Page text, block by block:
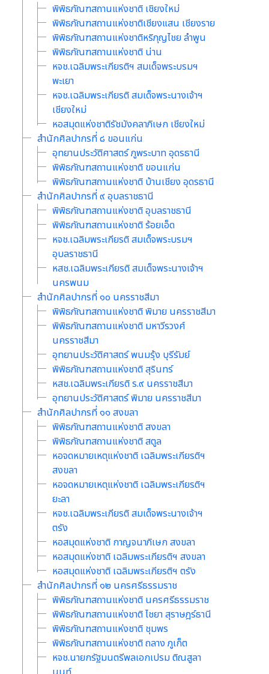
พิพิธภัณฑสถานแห่งชาติ เชิยงใหม่
พิพิธภัณฑสถานแห่งชาติเชียงแสน เชียงราย
พิพิธภัณฑสถานแห่งชาติหริภุญไชย ลำพูน
พิพิธภัณฑสถานแห่งชาติ น่าน
หจช.เฉลิมพระเกียรติฯ สมเด็จพระบรมฯ
พะเยา
หจช.เฉลิมพระเกียรติ สมเด็จพระนางเจ้าฯ
เชียงใหม่
หอสมุดแห่งชาติรัชมังคลาภิเษก เชียงใหม่
สำนักศิลปากรที่ ๘ ขอนแก่น
อุทยานประวัติศาสตร์ ภูพระบาท อุดรธานี
พิพิธภัณฑสถานแห่งชาติ ขอนแก่น
พิพิธภัณฑสถานแห่งชาติ บ้านเชียง อุดรธานี
สำนักศิลปากรที่ ๙ อุบลราชธานี
พิพิธภัณฑสถานแห่งชาติ อุบลราชธานี
พิพิธภัณฑสถานแห่งชาติ ร้อยเอ็ด
หจช.เฉลิมพระเกียรติ สมเด็จพระบรมฯ
อุบลราชธานี
หสช.เฉลิมพระเกียรติ สมเด็จพระนางเจ้าฯ
นครพนม
สำนักศิลปากรที่ ๑๐ นครราชสีมา
พิพิธภัณฑสถานแห่งชาติ พิมาย นครราชสีมา
พิพิธภัณฑสถานแห่งชาติ มหาวีรวงศ์
นครราชสีมา
อุทยานประวัติศาสตร์ พนมรุ้ง บุรีรัมย์
พิพิธภัณฑสถานแห่งชาติ สุรินทร์
หสช.เฉลิมพระเกียรติ ร.๙ นครราชสีมา
อุทยานประวัติศาสตร์ พิมาย นครราชสีมา
สำนักศิลปากรที่ ๑๑ สงขลา
พิพิธภัณฑสถานแห่งชาติ สงขลา
พิพิธภัณฑสถานแห่งชาติ สตูล
หอจดหมายเหตุแห่งชาติ เฉลิมพระเกียรติฯ
สงขลา
หอจดหมายเหตุแห่งชาติ เฉลิมพระเกียรติฯ
ยะลา
หจช.เฉลิมพระเกียรติ สมเด็จพระนางเจ้าฯ
ตรัง
หอสมุดแห่งชาติ กาญจนาภิเษก สงขลา
หอสมุดแห่งชาติ เฉลิมพระเกียรติฯ สงขลา
หอสมุดแห่งชาติ เฉลิมพระเกียรติฯ ตรัง
สำนักศิลปากรที่ ๑๒ นครศรีธรรมราช
พิพิธภัณฑสถานแห่งชาติ นครศรีธรรมราช
พิพิธภัณฑสถานแห่งชาติ ไชยา สุราษฎร์ธานี
พิพิธภัณฑสถานแห่งชาติ ชุมพร
พิพิธภัณฑสถานแห่งชาติ ถลาง ภูเก็ต
หจช.นายกรัฐมนตรีพลเอกเปรม ติณสูลา